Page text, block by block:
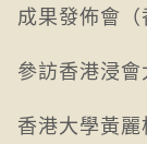
成果發佈會（
參訪香港浸
香港大學黃